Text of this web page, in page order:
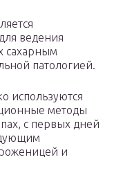
ведения
сахарным
патологией.
используются
методы
с первых дней
и